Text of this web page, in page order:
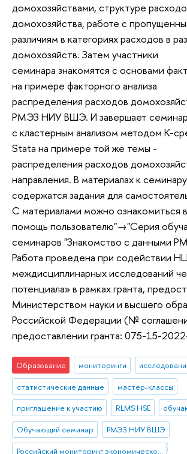
домохозяйствами, структуре
домохозяйства, работе с
различиям в категориях расходов в
домохозяйств. Затем участники
семинара знакомятся с основами
на примере факторного анализа
распределения расходов
РМЭЗ НИУ ВШЭ. И завершает
с кластерным анализом методом К-
Stata на примере той же темы -
распределения расходов
направления. В материалах к
содержатся задания для
С материалами можно ознакомиться
помощь пользователю"→"Серия
семинаров "Знакомство с данными
Работа проведена при содействии
междисциплинарных исследований
потенциала» в рамках гранта,
Министерством науки и высшего
Российской Федерации (№
предоставлении гранта: 075-15-
Образование мониторинги
статистические данные
мастер-классы
приглашение к участию
RLMS HSE
Обучающий семинар
РМЭЗ НИУ ВШЭ
Российский мониторинг экономического положения и здоровья населения НИУ ВШЭ